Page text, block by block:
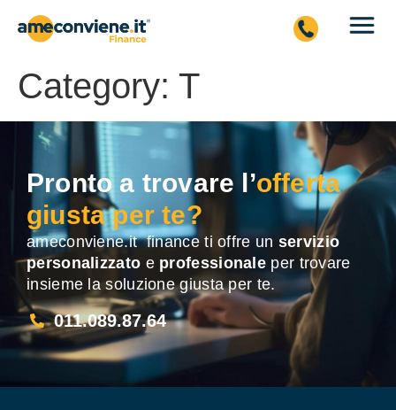
Category: T
Pronto a trovare l’offerta
giusta per te?
ameconviene.it finance ti offre un servizio
personalizzato e professionale per trovare
insieme la soluzione giusta per te.
011.089.87.64